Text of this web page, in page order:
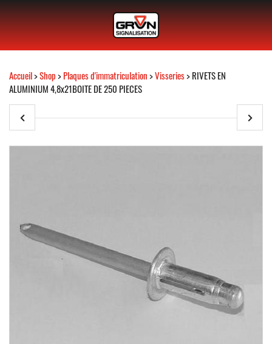
Accueil>Shop>Plaques d'immatriculation>Visseries> RIVETS EN
ALUMINIUM 4,8x21BOITE DE 250 PIECES